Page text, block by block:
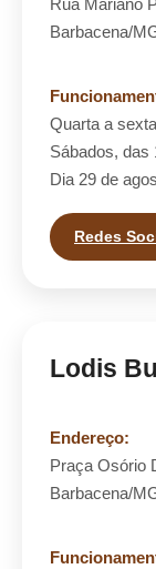
Rua Mariano
Barbacena/
Quarta a
Sábados, das
Dia 29 de
Redes
Lodis
Endereço:
Praça Osório
Barbacena/